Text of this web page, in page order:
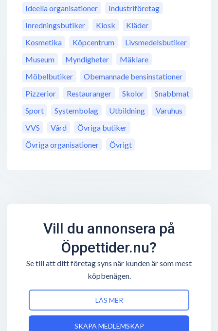
Ideella organisationer
Industriföretag
Inredningsbutiker
Kiosk
Kläder
Kosmetika
Köpcentrum
Livsmedelsbutiker
Museum
Myndigheter
Mäklare
Möbelbutiker
Obemannade bensinstationer
Pizzerior
Restauranger Skolor
Snabbmat
Sport
Systembolag Utbildning
Varuhus
VVS
Vård
Övriga butiker
Övriga organisationer
Övrigt
Vill du annonsera på
Öppettider.nu?
Se till att ditt företag syns när kunden är som mest
köpbenägen.
LÄS MER
SKAPA MEDLEMSKAP